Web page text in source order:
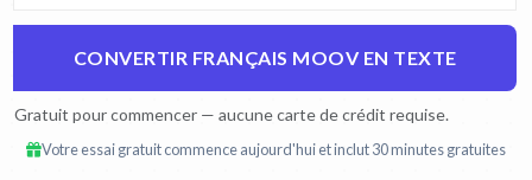
CONVERTIR FRANÇAIS MOOV EN TEXTE
Gratuit pour commencer — aucune carte de crédit requise.
Votre essai gratuit commence aujourd'hui et inclut 30 minutes gratuites